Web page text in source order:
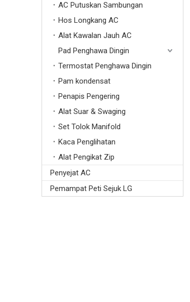
AC Putuskan Sambungan
Hos Longkang AC
Alat Kawalan Jauh AC
Pad Penghawa Dingin
Termostat Penghawa Dingin
Pam kondensat
Penapis Pengering
Alat Suar & Swaging
Set Tolok Manifold
Kaca Penglihatan
Alat Pengikat Zip
Penyejat AC
Pemampat Peti Sejuk LG